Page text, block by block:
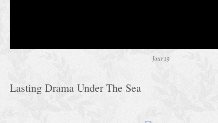
Jour 19
Lasting Drama Under The Sea